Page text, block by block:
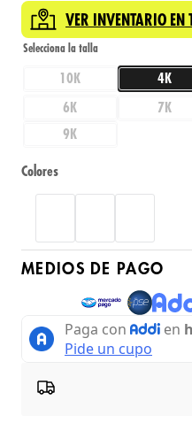
VER INVENTARIO EN
10K 4K
6K 7K
9K
Colores
MEDIOS DE PAGO